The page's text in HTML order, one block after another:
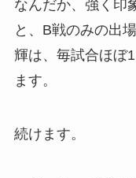
なんだか、強く印
と、B戦のみの出
輝は、毎試合ほぼ
ます。
続けます。